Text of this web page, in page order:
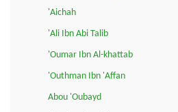
'Aichah
'Ali Ibn Abi Talib
'Oumar Ibn Al-khattab
'Outhman Ibn 'Affan
Abou 'Oubayd